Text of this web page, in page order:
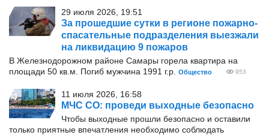
29 июля 2026, 19:51
За прошедшие сутки в регионе пожарно-
спасательные подразделения выезжали
на ликвидацию 9 пожаров
В Железнодорожном районе Самары горела квартира на
площади 50 кв.м. Погиб мужчина 1991 г.р.
Общество 953
11 июля 2026, 16:58
МЧС СО: проведи выходные безопасно
Чтобы выходные прошли безопасно и оставили
только приятные впечатления необходимо соблюдать